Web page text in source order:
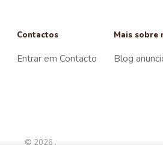
Contactos
Entrar em Contacto
Mais sobre
Blog
© 2026 .